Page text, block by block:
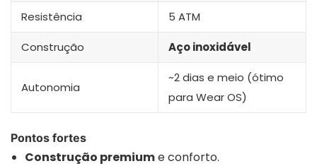
Resistência 5 ATM
Construção Aço inoxidável
Autonomia
~2 dias e meio (ótimo
para Wear OS)
Pontos fortes
Construção premiume conforto.